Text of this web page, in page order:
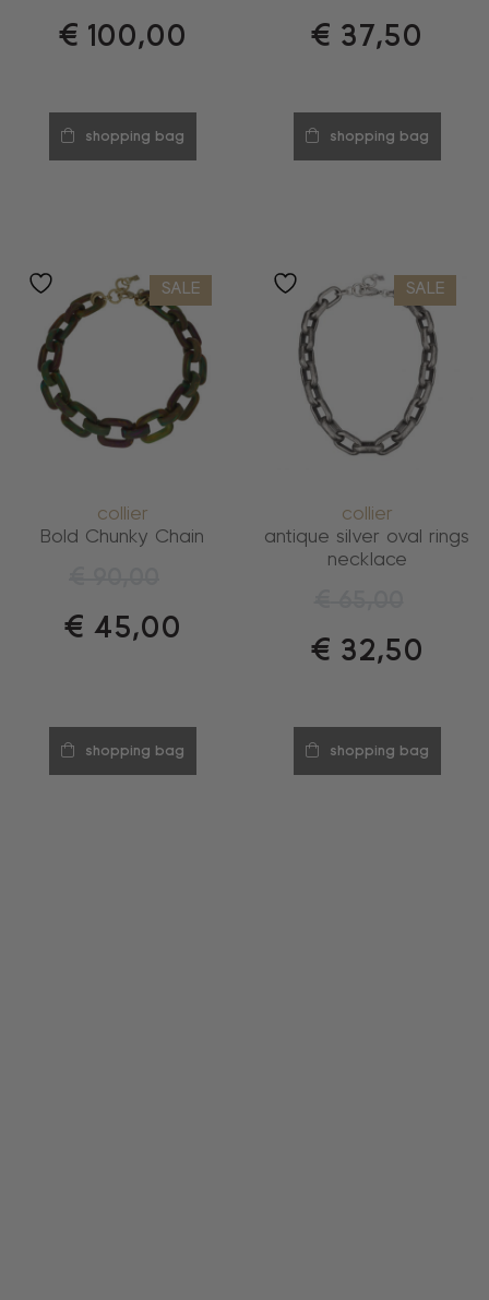
€ 100,00
shopping bag
€ 37,50
shopping bag
SALE
collier
Bold Chunky Chain
€ 45,00
shopping bag
SALE
collier
antique silver oval rings
necklace
€ 32,50
shopping bag